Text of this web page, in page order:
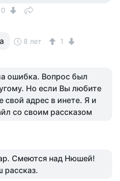
0
8 лет 1
ошибка. Вопрос был
Но если Вы любите
свой адрес в инете. Я и
со своим рассказом
Смеются над Нюшей!
рассказ.